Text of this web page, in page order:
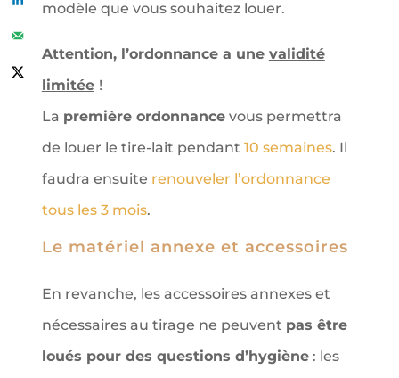
modèle que vous souhaitez louer.
Attention, l’ordonnance a une validité
limitée !
La première ordonnancevous permettra
de louer le tire-lait pendant 10 semaines. Il
faudra ensuite renouveler l’ordonnance
tous les 3 mois.
Le matériel annexe et accessoires
En revanche, les accessoires annexes et
nécessaires au tirage ne peuvent pas être
loués pour des questions d’hygiène: les